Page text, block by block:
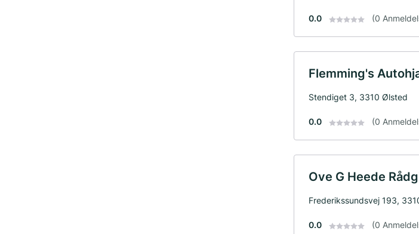
0.0 (0
Flemming's
Stendiget 3, 3310 Ølsted
0.0 (0
Ove G Heede
Frederikssundsvej 193,
0.0 (0